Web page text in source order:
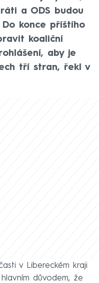
a ODS budou
konce příštího
koaliční
aby je
tří stran, řekl v
v Libereckém kraji
důvodem, že